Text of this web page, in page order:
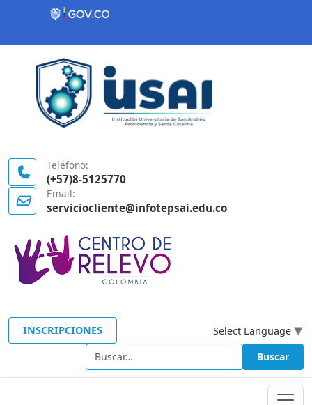
Contenido inicial
Teléfono:
(+57)8-5125770
Email:
serviciocliente@infotepsai.edu.co
INSCRIPCIONES Select Language ▼
Buscar Buscar